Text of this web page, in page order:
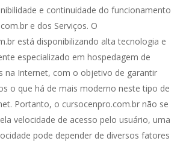
e continuidade do funcionamento
e dos Serviços. O
está disponibilizando alta tecnologia e
especializado em hospedagem de
na Internet, com o objetivo de garantir
o que há de mais moderno neste tipo de
Portanto, o cursocenpro.com.br não se
velocidade de acesso pelo usuário, uma
pode depender de diversos fatores